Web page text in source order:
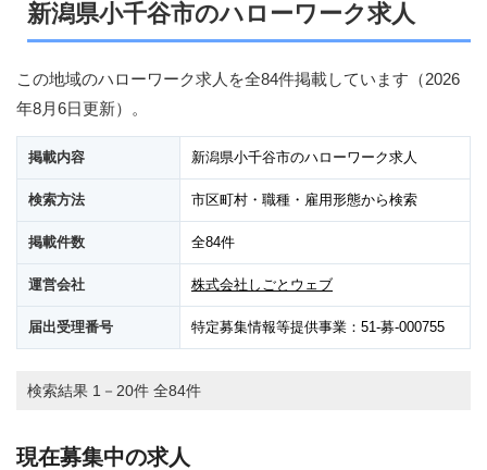
新潟県小千谷市のハローワーク求人
この地域のハローワーク求人を全84件掲載しています（2026
年8月6日更新）。
掲載内容 新潟県小千谷市のハローワーク求人
検索方法 市区町村・職種・雇用形態から検索
掲載件数 全84件
運営会社 株式会社しごとウェブ
届出受理番号 特定募集情報等提供事業：51-募-000755
検索結果 1－20件 全84件
現在募集中の求人